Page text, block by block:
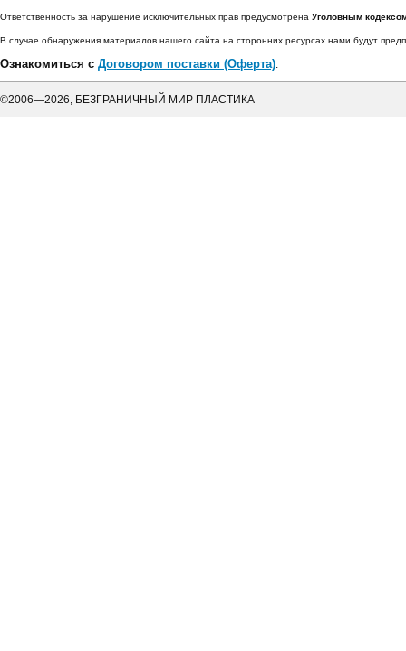
Ответственность за нарушение исключительных прав предусмотрена Уголовным
В случае обнаружения материалов нашего сайта на сторонних ресурсах нами будут
Ознакомиться с Договором поставки (Оферта).
©2006—2026, БЕЗГРАНИЧНЫЙ МИР ПЛАСТИКА